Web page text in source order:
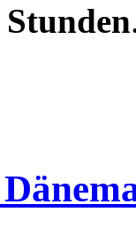
Stunden